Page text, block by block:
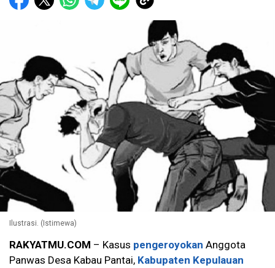
Ilustrasi. (Istimewa)
RAKYATMU.COM – Kasus pengeroyokan Anggota
Panwas Desa Kabau Pantai, Kabupaten Kepulauan